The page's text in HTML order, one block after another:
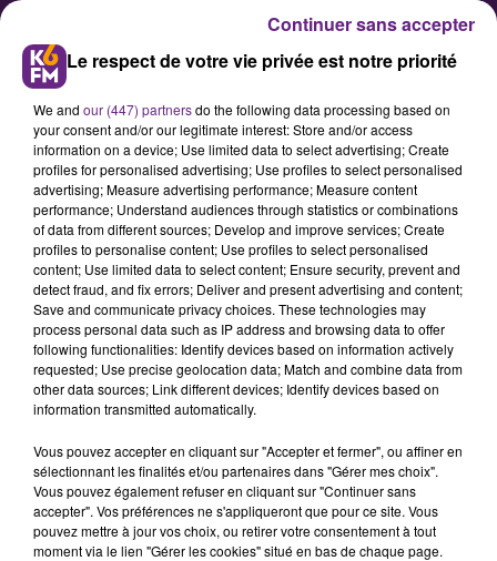
Cette Dijonnaise propose des
séances de « psychologie
positive »
Céline David-Nillet est une jeune
psychologue qui propose des
séances alternatives sur Dijon de «
contacté.
Publié : 12 décembre 2020 à 9h00 par Fabrice Aubry
Le respect de votre vie privée est notre priorité
We and our (447) partnersdo the following data processing based on
your consent and/or our legitimate interest: Store and/or access
information on a device; Use limited data to select advertising; Create
profiles for personalised advertising; Use profiles to select personalised
advertising; Measure advertising performance; Measure content
performance; Understand audiences through statistics or combinations
of data from different sources; Develop and improve services; Create
profiles to personalise content; Use profiles to select personalised
content; Use limited data to select content; Ensure security, prevent and
detect fraud, and fix errors; Deliver and present advertising and content;
Save and communicate privacy choices. These technologies may
process personal data such as IP address and browsing data to offer
following functionalities: Identify devices based on information actively
requested; Use precise geolocation data; Match and combine data from
other data sources; Link different devices; Identify devices based on
information transmitted automatically.
Vous pouvez accepter en cliquant sur "Accepter et fermer", ou affiner en
sélectionnant les finalités et/ou partenaires dans "Gérer mes choix".
Vous pouvez également refuser en cliquant sur "Continuer sans
accepter". Vos préférences ne s'appliqueront que pour ce site. Vous
pouvez mettre à jour vos choix, ou retirer votre consentement à tout
moment via le lien "Gérer les cookies" situé en bas de chaque page.
Continuer sans accepter